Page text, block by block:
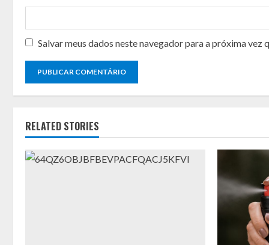
Salvar meus dados neste navegador para a próxima vez
RELATED STORIES